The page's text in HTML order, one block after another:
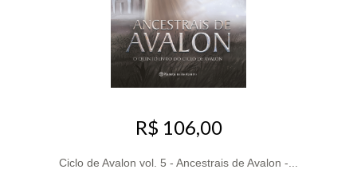
R$ 106,00
Ciclo de Avalon vol. 5 - Ancestrais de Avalon -...